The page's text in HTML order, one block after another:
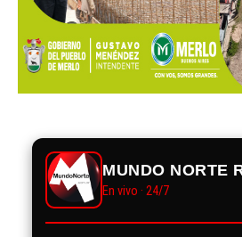
MUNDO NORTE
En vivo · 24/7